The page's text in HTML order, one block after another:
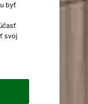
byť
svoj